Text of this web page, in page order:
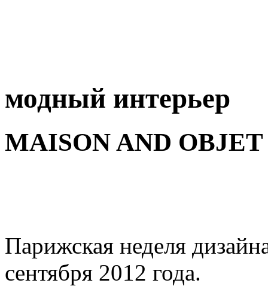
модный интерьер
MAISON AND OBJET
Парижская неделя
сентября 2012 года.